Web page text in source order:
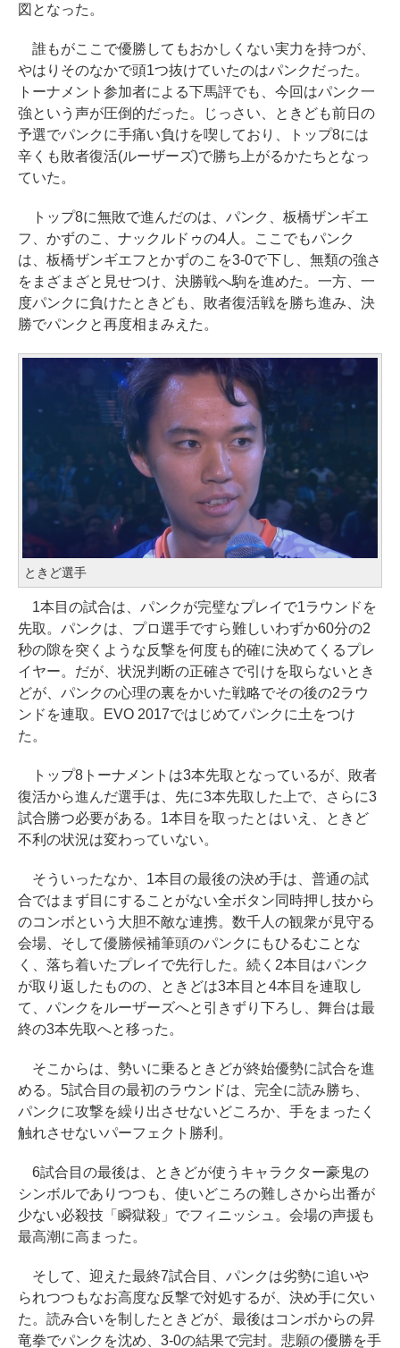
図となった。
誰もがここで優勝してもおかしくない実力を持つが、
やはりそのなかで頭1つ抜けていたのはパンクだった。
トーナメント参加者による下馬評でも、今回はパンク一
強という声が圧倒的だった。じっさい、ときども前日の
予選でパンクに手痛い負けを喫しており、トップ8には
辛くも敗者復活(ルーザーズ)で勝ち上がるかたちとなっ
ていた。
トップ8に無敗で進んだのは、パンク、板橋ザンギエ
フ、かずのこ、ナックルドゥの4人。ここでもパンク
は、板橋ザンギエフとかずのこを3-0で下し、無類の強さ
をまざまざと見せつけ、決勝戦へ駒を進めた。一方、一
度パンクに負けたときども、敗者復活戦を勝ち進み、決
勝でパンクと再度相まみえた。
ときど選手
1本目の試合は、パンクが完璧なプレイで1ラウンドを
先取。パンクは、プロ選手ですら難しいわずか60分の2
秒の隙を突くような反撃を何度も的確に決めてくるプレ
イヤー。だが、状況判断の正確さで引けを取らないとき
どが、パンクの心理の裏をかいた戦略でその後の2ラウ
ンドを連取。EVO 2017ではじめてパンクに土をつけ
た。
トップ8トーナメントは3本先取となっているが、敗者
復活から進んだ選手は、先に3本先取した上で、さらに3
試合勝つ必要がある。1本目を取ったとはいえ、ときど
不利の状況は変わっていない。
そういったなか、1本目の最後の決め手は、普通の試
合ではまず目にすることがない全ボタン同時押し技から
のコンボという大胆不敵な連携。数千人の観衆が見守る
会場、そして優勝候補筆頭のパンクにもひるむことな
く、落ち着いたプレイで先行した。続く2本目はパンク
が取り返したものの、ときどは3本目と4本目を連取し
て、パンクをルーザーズへと引きずり下ろし、舞台は最
終の3本先取へと移った。
そこからは、勢いに乗るときどが終始優勢に試合を進
める。5試合目の最初のラウンドは、完全に読み勝ち、
パンクに攻撃を繰り出させないどころか、手をまったく
触れさせないパーフェクト勝利。
6試合目の最後は、ときどが使うキャラクター豪鬼の
シンボルでありつつも、使いどころの難しさから出番が
少ない必殺技「瞬獄殺」でフィニッシュ。会場の声援も
最高潮に高まった。
そして、迎えた最終7試合目、パンクは劣勢に追いや
られつつもなお高度な反撃で対処するが、決め手に欠い
た。読み合いを制したときどが、最後はコンボからの昇
竜拳でパンクを沈め、3-0の結果で完封。悲願の優勝を手